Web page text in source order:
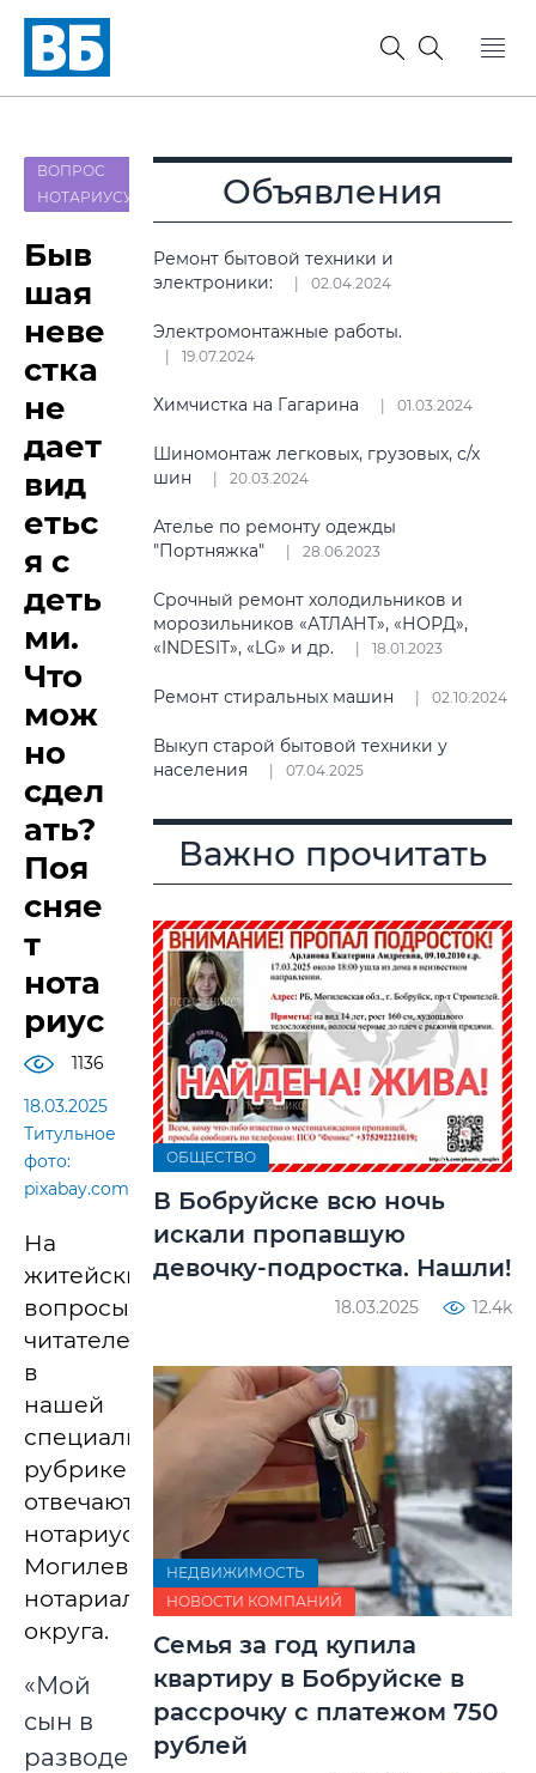
ВОПРОС
НОТАРИУСУ
Быв
шая
неве
стка
не
дает
вид
етьс
я с
деть
ми.
Что
мож
но
сдел
ать?
Поя
сняе
т
нота
риус
1136
18.03.2025
Титульное
фото:
pixabay.com
На
житейские
вопросы
читателей
в
нашей
специальной
рубрике
отвечают
нотариусы
Могилевского
нотариального
округа.
«Мой
сын в
разводе,
Объявления
Ремонт бытовой техники и
электроники:
02.04.2024
Электромонтажные работы.
19.07.2024
Химчистка на Гагарина 01.03.2024
Шиномонтаж легковых, грузовых, с/х
шин
20.03.2024
Ателье по ремонту одежды
"Портняжка"
28.06.2023
Срочный ремонт холодильников и
морозильников «АТЛАНТ», «НОРД»,
«INDESIT», «LG» и др.
18.01.2023
Ремонт стиральных машин 02.10.2024
Выкуп старой бытовой техники у
населения
07.04.2025
Важно прочитать
ОБЩЕСТВО
В Бобруйске всю ночь
искали пропавшую
девочку-подростка. Нашли!
18.03.2025 12.4k
НЕДВИЖИМОСТЬ
НОВОСТИ КОМПАНИЙ
Семья за год купила
квартиру в Бобруйске в
рассрочку с платежом 750
рублей